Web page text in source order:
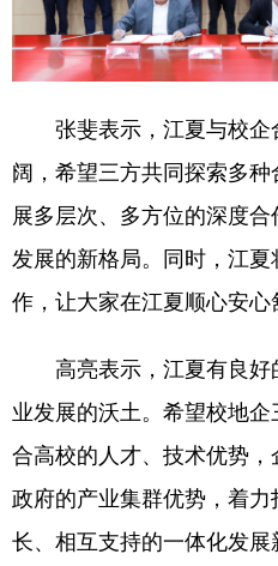
北京 天津
辽宁 吉林
浙江 安徽
山东 河南
广东 广西
四川 贵州
陕西 甘肃
新疆 内蒙古
多语种频道
English Español
张斐表示，江夏与校企
阔，希望三方共同探索多
展多层次、多方位的深度
发展的新格局。同时，江
作，让大家在江夏顺心安心
高亮表示，江夏有良好
业发展的沃土。希望校地
合高校的人才、技术优势
政府的产业集群优势，着
长、相互支持的一体化发展